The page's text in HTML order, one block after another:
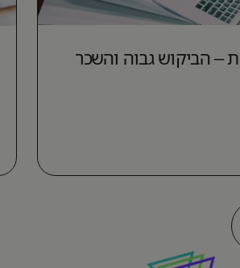
– הביקוש גבוה והשכר